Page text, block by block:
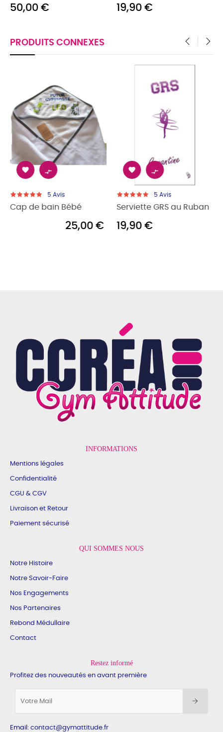
50,00 € 19,90 €
PRODUITS CONNEXES
 
5 Avis
Cap de bain Bébé
25,00 €
 
5 Avis
Serviette GRS au Ruban
19,90 €
INFORMATIONS
Mentions légales
Confidentialité
CGU & CGV
Livraison et Retour
Paiement sécurisé
QUI SOMMES NOUS
Notre Histoire
Notre Savoir-Faire
Nos Engagements
Nos Partenaires
Rebond Médullaire
Contact
Restez informé
Profitez des nouveautés en avant première
Email : contact@gymattitude.fr